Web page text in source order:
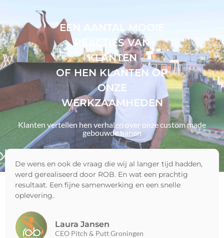
EEN AANTAL MOOIE
REACTIES VAN
KLANTEN
OF HEN KLANTEN OP
ONZE
WERKZAAMHEDEN
Klanten vertellen hen verhalen over onze custom made
gebouwde banen
De wens en ook de vraag die wij al langer tijd hadden,
werd gerealiseerd door ROB. En wat een prachtig
resultaat. Een fijne samenwerking en een snelle
oplevering.
Laura Jansen
CEO Pitch & Putt Groningen